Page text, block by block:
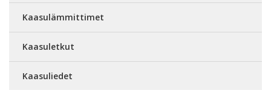
Kaasulämmittimet
Kaasuletkut
Kaasuliedet